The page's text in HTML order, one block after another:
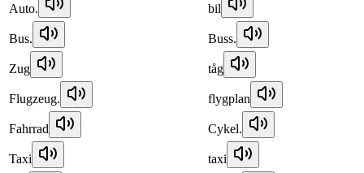
Auto. bil
Bus. Buss.
Zug tåg
Flugzeug. flygplan
Fahrrad Cykel.
Taxi taxi